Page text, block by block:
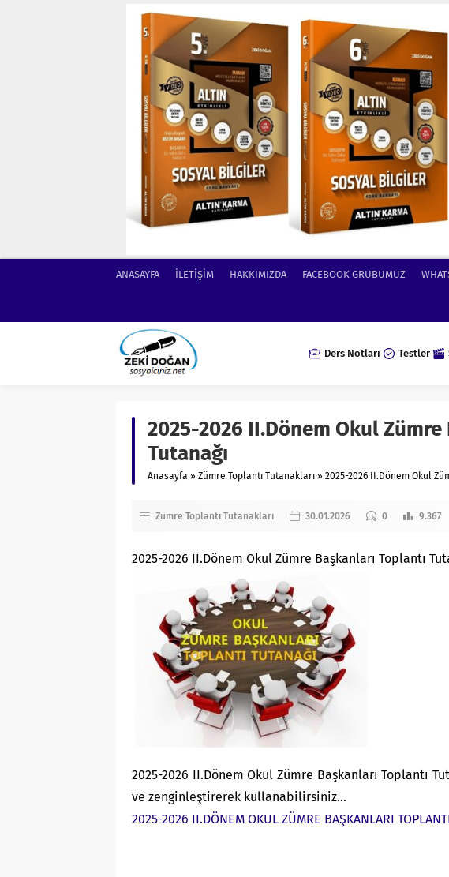
ANASAYFA İLETİŞİM HAKKIMIZDA FACEBOOK GRUBUMUZ
Ders Notları Testler
2025-2026 II.Dönem Okul Zümre
Tutanağı
Anasayfa » Zümre Toplantı Tutanakları » 2025-2026 II.Dönem Okul
Zümre Toplantı Tutanakları 30.01.2026 0 9.367
2025-2026 II.Dönem Okul Zümre Başkanları Toplantı
2025-2026 II.Dönem Okul Zümre Başkanları Toplantı
ve zenginleştirerek kullanabilirsiniz…
2025-2026 II.DÖNEM OKUL ZÜMRE BAŞKANLARI